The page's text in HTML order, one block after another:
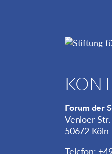
Forum der
Venloer
50672 Köln
Telefon: